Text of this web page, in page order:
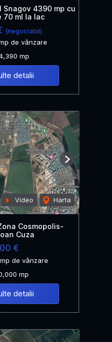
Snagov 4390 mp cu
70 ml la lac
(negociabil)
de vânzare
mp
detalii
Video Harta
Next
Cosmopolis-
Cuza
€
de vânzare
mp
detalii